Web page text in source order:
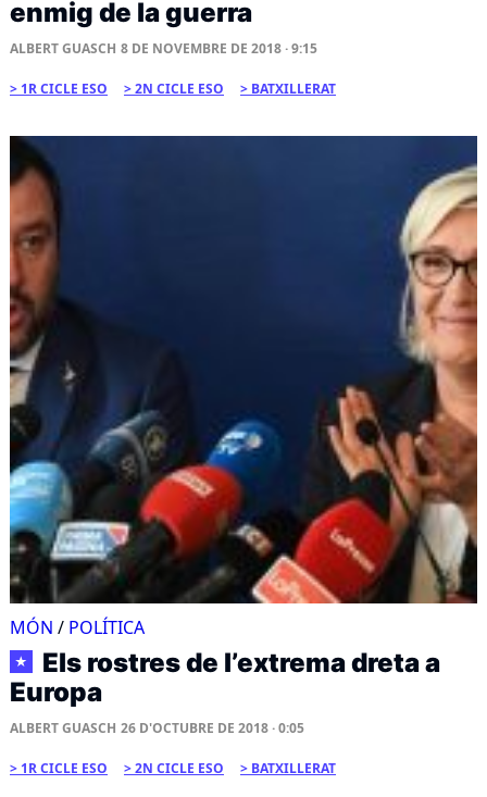
enmig de la guerra
ALBERT GUASCH 8 DE NOVEMBRE DE 2018 · 9:15
1R CICLE ESO 2N CICLE ESO BATXILLERAT
MÓN / POLÍTICA
★
Els rostres de l’extrema dreta a
Europa
ALBERT GUASCH 26 D'OCTUBRE DE 2018 · 0:05
1R CICLE ESO 2N CICLE ESO BATXILLERAT